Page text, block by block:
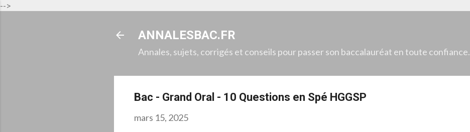
-->
Accéder au contenu principal
ANNALESBAC.FR
Annales, sujets, corrigés et conseils pour passer son baccalauréat en toute confiance.
Bac - Grand Oral - 10 Questions en Spé HGGSP
mars 15, 2025